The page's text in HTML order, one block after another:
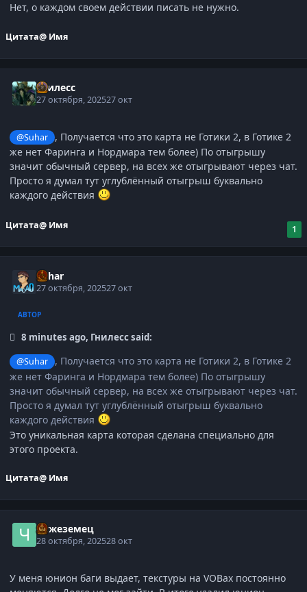
Нет, о каждом своем действии писать не нужно.
Цитата@ Имя
Гнилесс
27 октября, 202527 окт
@Suhar
, Получается что это карта не Готики 2, в Готике 2
же нет Фаринга и Нордмара тем более) По отыгрышу
значит обычный сервер, на всех же отыгрывают через чат.
Просто я думал тут углублённый отыгрыш буквально
каждого действия
Цитата@ Имя 1
Suhar
27 октября, 202527 окт
АВТОР
8 minutes ago, Гнилесс said:
@Suhar
, Получается что это карта не Готики 2, в Готике 2
же нет Фаринга и Нордмара тем более) По отыгрышу
значит обычный сервер, на всех же отыгрывают через чат.
Просто я думал тут углублённый отыгрыш буквально
каждого действия
Это уникальная карта которая сделана специально для
этого проекта.
Цитата@ Имя
Чужеземец
28 октября, 202528 окт
У меня юнион баги выдает, текстуры на VOBах постоянно